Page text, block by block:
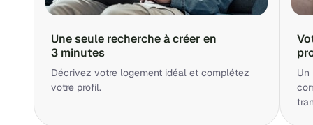
Une seule recherche à créer en
3 minutes
Décrivez votre logement idéal et complétez
votre profil.
Un